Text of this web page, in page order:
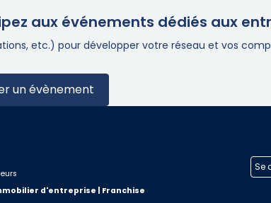
aux événements dédiés aux
etc.) pour développer votre réseau et vos
un évènement
d'entreprise | Franchise
Se